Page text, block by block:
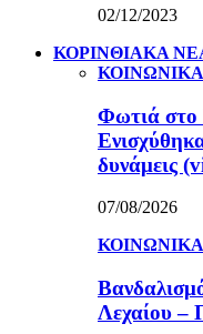
02/12/2023
ΚΟΡΙΝΘΙΑΚΑ
Φωτιά στο
δυνάμεις
07/08/2026
Λεχαίου –